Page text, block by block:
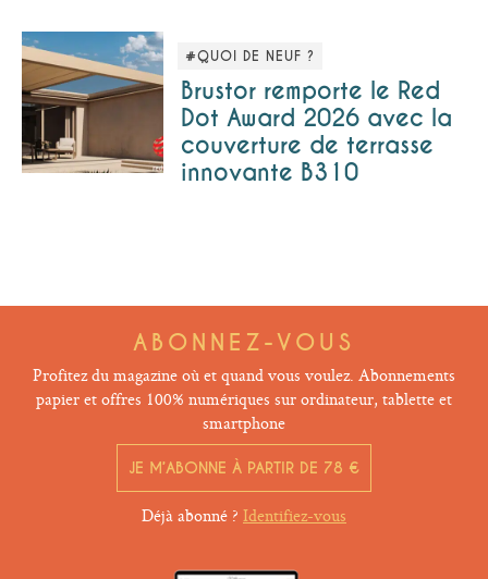
#QUOI DE NEUF ?
Brustor remporte le Red
Dot Award 2026 avec la
couverture de terrasse
innovante B310
ABONNEZ-VOUS
Profitez du magazine où et quand vous voulez. Abonnements
papier et offres 100% numériques sur ordinateur, tablette et
smartphone
JE M’ABONNE À PARTIR DE 78 €
Déjà abonné ? Identifiez-vous